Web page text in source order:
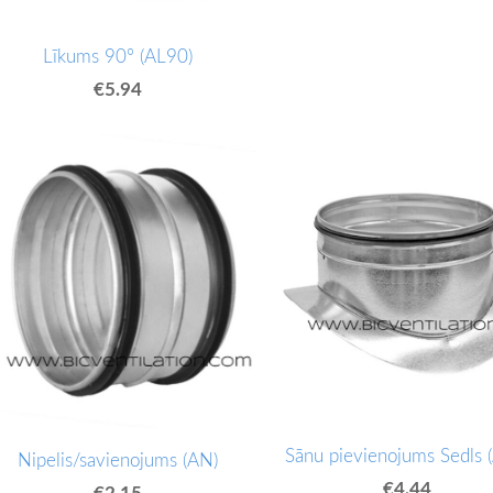
Līkums 90° (AL90)
€5.94
Nipelis/savienojums (AN)
Sānu pievienojums Sedls
€4.44